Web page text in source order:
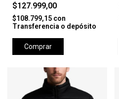
$127.999,00
$108.799,15 con
Transferencia o depósito
Comprar